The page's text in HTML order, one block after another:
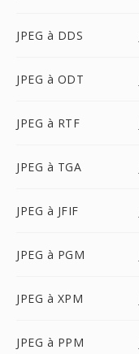
JPEG à DDS
JPEG à ODT
JPEG à RTF
JPEG à TGA
JPEG à JFIF
JPEG à PGM
JPEG à XPM
JPEG à PPM